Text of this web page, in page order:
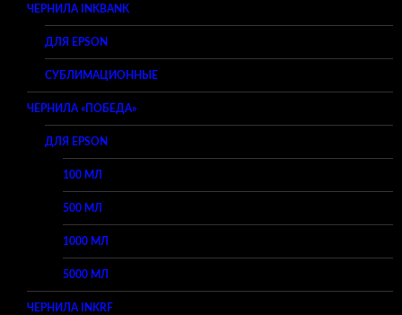
ЧЕРНИЛА INKBANK
ДЛЯ EPSON
СУБЛИМАЦИОННЫЕ
ЧЕРНИЛА «ПОБЕДА»
ДЛЯ EPSON
100 МЛ
500 МЛ
1000 МЛ
5000 МЛ
ЧЕРНИЛА INKRF